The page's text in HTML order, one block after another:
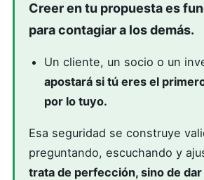
Creer en tu propuesta es
para contagiar a los demás.
Un cliente, un socio o un
apostará si tú eres el
por lo tuyo.
Esa seguridad se construye
preguntando, escuchando y
trata de perfección, sino de